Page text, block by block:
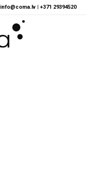
info@coma.lv| +371 29394520